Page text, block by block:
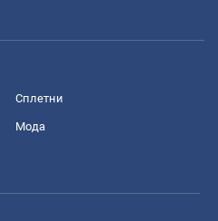
Сплетни
Мода